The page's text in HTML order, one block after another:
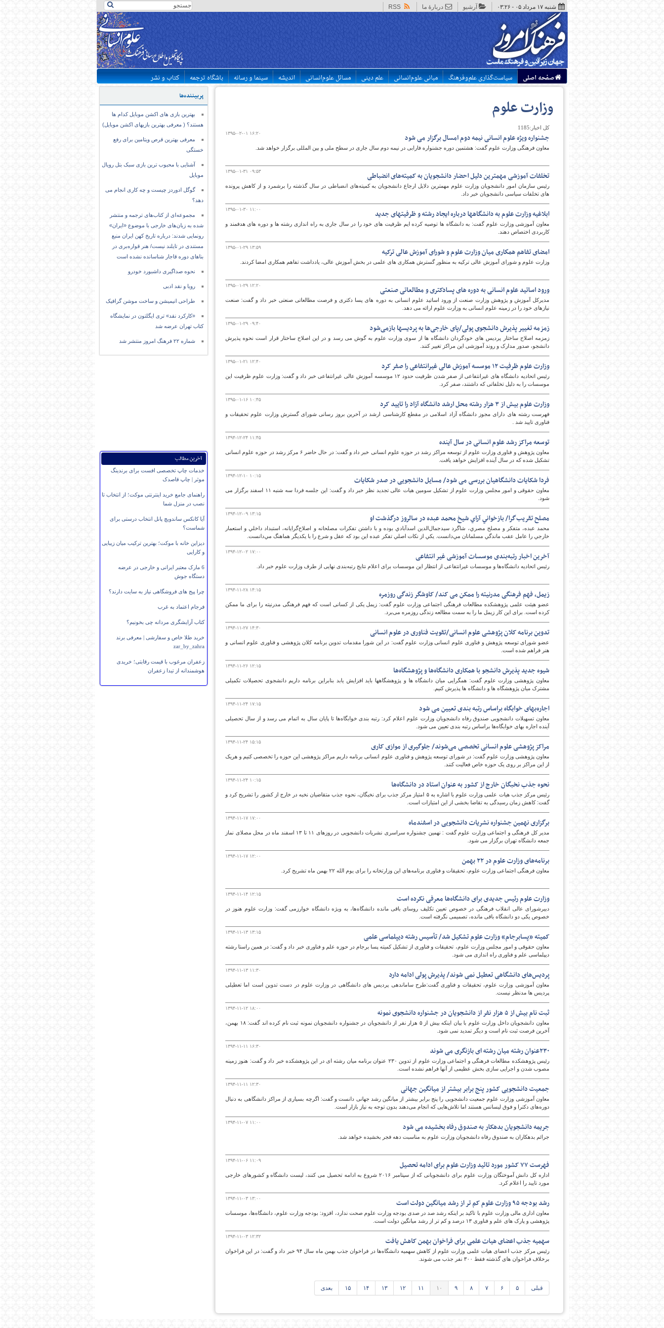
شنبه ۱۷ مرداد ۰۵ - ۰۳:۲۶ آرشیو دربارهٔ ما RSS
پایگاه اطلاع رسانی فرهنگ
امروز
صفحه اصلی سیاست‌گذاری علم‌وفرهنگ مبانی علوم‌انسانی علم دینی مسائل علوم‌انسانی اندیشه سینما و رسانه باشگاه ترجمه کتاب و نشر
پربیننده‌ها
بهترین بازی های اکشن موبایل کدام ها
هستند؟ ( معرفی بهترین بازیهای اکشن موبایل)
معرفی بهترین قرص ویتامین برای رفع
خستگی
آشنایی با محبوب ترین بازی سبک بتل رویال
موبایل
گوگل ادوردز چیست و چه کاری انجام می
دهد؟
مجموعه‌ای از کتاب‌های ترجمه و منتشر
شده به زبان‌های خارجی با موضوع «ایران»
رونمایی شدند: درباره تاریخ کهن ایران منبع
مستندی در تایلند نیست/ هنر قواره‌بری در
بناهای دوره قاجار شناسانده نشده است
نحوه صداگیری داشبورد خودرو
رویا و نقد ادبی
طراحی انیمیشن و ساخت موشن گرافیک
«کارکرد نقد» تری ایگلتون در نمایشگاه
کتاب تهران عرضه شد
شماره ۲۲ فرهنگ امروز منتشر شد
آخرین مطالب
خدمات چاپ تخصصی افست برای برندینگ
موثر | چاپ قاصدک
راهنمای جامع خرید اینترنتی موکت؛ از انتخاب تا
نصب در منزل شما
آیا کانکس ساندویچ پانل انتخاب درستی برای
شماست؟
دیزاین خانه با موکت؛ بهترین ترکیب میان زیبایی
و کارایی
6 مارک معتبر ایرانی و خارجی در عرضه
دستگاه جوش
چرا پیج های فروشگاهی نیاز به سایت دارند؟
فرجام اعتماد به غرب
کتاب آرایشگری مردانه چی بخونیم؟
خرید طلا خاص و سفارشی | معرفی برند
zar_by_zahra
زعفران مرغوب با قیمت رقابتی؛ خریدی
هوشمندانه از تیدا زعفران
وزارت علوم
کل اخبار:1185
۱۳۹۵-۰۲-۰۱ ۱۶:۲۰ جشنواره ویژه علوم انسانی نیمه دوم امسال برگزار می شود
معاون فرهنگی وزارت علوم گفت: هشتمین دوره جشنواره فارابی در نیمه دوم سال جاری در سطح ملی و بین المللی برگزار خواهد شد.
۱۳۹۵-۰۱-۳۱ ۰۹:۵۳ تخلفات آموزشی مهمترین دلیل احضار دانشجویان به کمیته‌های انضباطی
رئیس سازمان امور دانشجویان وزارت علوم مهمترین دلایل ارجاع دانشجویان به کمیته‌های انضباطی در سال گذشته را برشمرد و از کاهش پرونده
های تخلفات سیاسی دانشجویان خبر داد.
۱۳۹۵-۰۱-۳۰ ۱۱:۰۰ ابلاغیه وزارت علوم به دانشگاهها درباره ایجاد رشته و ظرفیتهای جدید
معاون آموزشی وزارت علوم گفت: به دانشگاه ها توصیه کرده ایم ظرفیت های خود را در سال جاری به راه اندازی رشته ها و دوره های هدفمند و
کاربردی اختصاص دهند.
۱۳۹۵-۰۱-۲۹ ۱۳:۵۹ امضای تفاهم همكاری میان وزارت علوم و شورای آموزش عالی ترکیه
وزارت علوم و شورای آموزش عالی تركیه به منظور گسترش همكاری های علمی در بخش آموزش عالی، یادداشت تفاهم همكاری امضا كردند.
۱۳۹۵-۰۱-۲۹ ۱۲:۲۰ ورود اساتید علوم انسانی به دوره های پسادکتری و مطالعاتی صنعتی
مدیرکل آموزش و پژوهش وزارت صنعت از ورود اساتید علوم انسانی به دوره های پسا دکتری و فرصت مطالعاتی صنعتی خبر داد و گفت: صنعت
نیازهای خود را در زمینه علوم انسانی به وزارت علوم ارائه می دهد.
۱۳۹۵-۰۱-۲۹ ۰۹:۴۰ زمزمه تغییر پذیرش دانشجوی پولی/پای خارجی‌ها به پردیسها بازمی‌شود
زمزمه اصلاح ساختار پردیس های خودگردان دانشگاه ها از سوی وزارت علوم به گوش می رسد و در این اصلاح ساختار قرار است نحوه پذیرش
دانشجو، صدور مدارک و روند آموزشی این مراکز تغییر کنند.
۱۳۹۵-۰۱-۲۱ ۱۲:۴۰ وزارت علوم ظرفیت ۱۲ موسسه آموزش عالی غیرانتفاعی را صفر کرد
رئیس اتحادیه دانشگاه های غیرانتفاعی از صفر شدن ظرفیت حدود ۱۲ موسسه آموزش عالی غیرانتفاعی خبر داد و گفت: وزارت علوم ظرفیت این
موسسات را به دلیل تخلفاتی که داشتند، صفر کرد.
۱۳۹۵-۰۱-۱۶ ۱۰:۴۵ وزارت علوم بیش از ۳ هزار رشته محل ارشد دانشگاه آزاد را تایید کرد
فهرست رشته های دارای مجوز دانشگاه آزاد اسلامی در مقطع کارشناسی ارشد در آخرین بروز رسانی شورای گسترش وزارت علوم تحقیقات و
فناوری تایید شد .
۱۳۹۴-۱۲-۲۴ ۱۱:۴۵ توسعه مراکز رشد علوم انسانی در سال آینده
معاون پژوهش و فناوری وزارت علوم از توسعه مراکز رشد در حوزه علوم انسانی خبر داد و گفت: در حال حاضر ۶ مرکز رشد در حوزه علوم انسانی
تشکیل شده که در سال آینده افزایش خواهد یافت.
۱۳۹۴-۱۲-۱۰ ۱۰:۱۵ فردا شکایات دانشگاهیان بررسی می شود/ مسایل دانشجویی در صدر شکایات
معاون حقوقی و امور مجلس وزارت علوم از تشکیل سومین هیات عالی تجدید نظر خبر داد و گفت: این جلسه فردا سه شنبه ۱۱ اسفند برگزار می
شود.
۱۳۹۴-۱۲-۰۹ ۱۳:۱۵ مصلح تقريب‌گرا/ بازخواني آراي شيخ محمد عبده در سالروز درگذشت او
محمد عبده، متفكر و مصلح مصري، شاگرد سيدجمال‌الدين اسدآبادي بوده و با داشتن تفكرات مصلحانه و اصلاح‌گرايانه، استبداد داخلي و استعمار
خارجي را عامل عقب ماندگي مسلمانان مي‌دانست. يكي از نكات اصلي تفكر عبده اين بود كه عقل و شرع را با يكديگر هماهنگ مي‌دانست.
۱۳۹۴-۱۲-۰۲ ۱۷:۰۰ آخرین اخبار رتبه‌بندی موسسات آموزشی غیر انتفاعی
رئیس اتحادیه دانشگاه‌ها و موسسات غیرانتفاعی از انتظار این موسسات برای اعلام نتایج رتبه‌بندی نهایی از طرف وزارت علوم خبر داد.
۱۳۹۴-۱۱-۲۸ ۱۴:۱۵ زیمل، فهم فرهنگی مدرنیته را ممکن می کند/ کاوشگر زندگی روزمره
عضو هیئت علمی پژوهشکده مطالعات فرهنگی اجتماعی وزارت علوم گفت: زیمل یکی از کسانی است که فهم فرهنگی مدرنیته را برای ما ممکن
کرده است. برای این کار زیمل ما را به سمت مطالعه زندگی روزمره می‌برد.
۱۳۹۴-۱۱-۲۷ ۱۴:۳۰ تدوین برنامه کلان پژوهشی علوم انسانی/تقویت فناوری در علوم انسانی
عضو شورای توسعه پژوهش و فناوری علوم انسانی وزارت علوم گفت: در این شورا مقدمات تدوین برنامه کلان پژوهشی و فناوری علوم انسانی و
هنر فراهم شده است.
۱۳۹۴-۱۱-۲۶ ۱۲:۱۵ شیوه جدید پذیرش دانشجو با همکاری دانشگاه‌ها و پژوهشگاه‌ها
معاون پژوهشی وزارت علوم گفت: همگرایی میان دانشگاه ها و پژوهشگاهها باید افزایش یابد بنابراین برنامه داریم دانشجوی تحصیلات تکمیلی
مشترک میان پژوهشگاه ها و دانشگاه ها پذیرش کنیم.
۱۳۹۴-۱۱-۲۴ ۱۷:۱۵ اجاره‌بهای خوابگاه‌ براساس رتبه بندی تعیین می شود
معاون تسهیلات دانشجویی صندوق رفاه دانشجویان وزارت علوم اعلام کرد: رتبه بندی خوابگاه‌ها تا پایان سال به اتمام می رسد و از سال تحصیلی
آینده اجاره بهای خوابگاه‌ها براساس رتبه بندی تعیین می شود.
۱۳۹۴-۱۱-۲۴ ۱۵:۱۵ مراکز پژوهشی علوم انسانی تخصصی می‌شوند/ جلوگیری از موازی کاری
معاون پژوهشی وزارت علوم گفت: در شورای توسعه پژوهش و فناوری علوم انسانی برنامه داریم مراکز پژوهشی این حوزه را تخصصی کنیم و هریک
از این مراکز بر روی یک حوزه خاص فعالیت کنند.
۱۳۹۴-۱۱-۲۴ ۱۰:۱۵ نحوه جذب نخبگان خارج از کشور به عنوان استاد در دانشگاه‌ها
رئیس مرکز جذب هیات علمی وزارت علوم با اشاره به ۵ امتیاز مرکز جذب برای نخبگان، نحوه جذب متقاضیان نخبه در خارج از کشور را تشریح کرد و
گفت: کاهش زمان رسیدگی به تقاضا بخشی از این امتیازات است.
۱۳۹۴-۱۱-۱۷ ۱۷:۰۰ برگزاری نهمین جشنواره نشریات دانشجویی در اسفندماه
مدیر کل فرهنگی و اجتماعی وزارت علوم گفت : نهمین جشنواره سراسری نشریات دانشجویی در روزهای ۱۱ تا ۱۳ اسفند ماه در محل مصلای نماز
جمعه دانشگاه تهران برگزار می شود.
۱۳۹۴-۱۱-۱۷ ۱۲:۰۰ برنامه‌های وزارت علوم در ۲۲ بهمن
معاون فرهنگی اجتماعی وزارت علوم، تحقیقات و فناوری برنامه‌های این وزارتخانه را برای یوم الله ۲۲ بهمن ماه تشریح کرد.
۱۳۹۴-۱۱-۱۴ ۱۲:۱۵ وزارت علوم رئیس جدیدی برای دانشگاه‌ها معرفی نکرده است
دبیرشورای عالی انقلاب فرهنگی در خصوص تعیین تکلیف روسای باقی مانده دانشگاه‌ها، به ویژه دانشگاه خوارزمی گفت: وزارت علوم هنوز در
خصوص یکی دو دانشگاه باقی مانده، تصمیمی نگرفته است.
۱۳۹۴-۱۱-۱۳ ۱۳:۱۵ کمیته «پسابرجام» وزارت علوم تشکیل شد/ تأسیس رشته دیپلماسی علمی
معاون حقوقی و امور مجلس وزارت علوم، تحقیقات و فناوری از تشکیل کمیته پسا برجام در حوزه علم و فناوری خبر داد و گفت: در همین راستا رشته
دیپلماسی علم و فناوری راه اندازی می شود.
۱۳۹۴-۱۱-۱۳ ۱۱:۳۰ پردیس‌های دانشگاهی تعطیل نمی شوند/ پذیرش پولی ادامه دارد
معاون آموزشی وزارت علوم، تحقیقات و فناوری گفت:طرح ساماندهی پردیس های دانشگاهی در وزارت علوم در دست تدوین است اما تعطیلی
پردیس ها مدنظر نیست.
۱۳۹۴-۱۱-۱۲ ۱۸:۰۰ ثبت نام بیش از ۵ هزار نفر از دانشجویان در جشنواره دانشجوی نمونه
معاون دانشجویان داخل وزارت علوم با بیان اینکه بیش از ۵ هزار نفر از دانشجویان در جشنواره دانشجویان نمونه ثبت نام کرده اند گفت: ۱۸ بهمن،
آخرین فرصت ثبت نام است و دیگر تمدید نمی شود.
۱۳۹۴-۱۱-۱۱ ۱۶:۳۰ ۲۳۰عنوان رشته میان رشته ای بازنگری می شوند
رئیس پژوهشکده مطالعات فرهنگی و اجتماعی وزارت علوم از تدوین ۲۳۰ عنوان برنامه میان رشته ای در این پژوهشکده خبر داد و گفت: هنوز زمینه
مصوب شدن و اجرایی سازی بخش عظیمی از آنها فراهم نشده است.
۱۳۹۴-۱۱-۱۱ ۱۲:۳۰ جمعیت دانشجویی کشور پنج برابر بیشتر از میانگین جهانی
معاون آموزشی وزارت علوم جمعیت دانشجویی را پنج برابر بیشتر از میانگین رشد جهانی دانست و گفت: اگرچه بسیاری از مراکز دانشگاهی به دنبال
دوره‌های دکترا و فوق لیسانس هستند اما تلاش‌هایی که انجام می‌دهند بدون توجه به نیاز بازار است.
۱۳۹۴-۱۱-۰۷ ۱۱:۰۰ جریمه دانشجویان بدهکار به صندوق رفاه بخشیده می شود
جرائم بدهکاران به صندوق رفاه دانشجویان وزارت علوم به مناسبت دهه فجر بخشیده خواهد شد.
۱۳۹۴-۱۱-۰۶ ۱۱:۰۹ فهرست ۷۷ کشور مورد تائید وزارت علوم برای ادامه تحصیل
اداره کل دانش آموختگان وزارت علوم برای دانشجویانی که از سپتامبر ۲۰۱۶ شروع به ادامه تحصیل می کنند، لیست دانشگاه و کشورهای خارجی
مورد تایید را اعلام کرد.
۱۳۹۴-۱۱-۰۳ ۱۳:۰۰ رشد بودجه ۹۵ وزارت علوم کم تر از رشد میانگین دولت است
معاون اداری مالی وزارت علوم با تاکید بر اینکه رشد صد در صدی بودجه وزارت علوم صحت ندارد، افزود: بودجه وزارت علوم، دانشگاه‌ها، موسسات
پژوهشی و پارک های علم و فناوری ۱۳ درصد و کم تر از رشد میانگین دولت است.
۱۳۹۴-۱۱-۰۳ ۱۲:۳۲ سهمیه جذب اعضای هیات علمی برای فراخوان بهمن کاهش یافت
رئیس مرکز جذب اعضای هیات علمی وزارت علوم از کاهش سهمیه دانشگاه‌ها در فراخوان جذب بهمن ماه سال ۹۴ خبر داد و گفت: در این فراخوان
برخلاف فراخوان های گذشته فقط ۳۰۰ نفر جذب می شوند.
قبلی ۵ ۶ ۷ ۸ ۹ ۱۰ ۱۱ ۱۲ ۱۳ ۱۴ ۱۵ بعدی